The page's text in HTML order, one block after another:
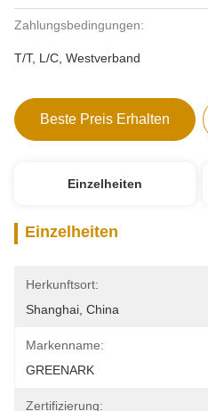
Zahlungsbedingungen:
T/T, L/C, Westverband
Beste Preis Erhalten
Einzelheiten
Einzelheiten
Herkunftsort:
Shanghai, China
Markenname:
GREENARK
Zertifizierung: